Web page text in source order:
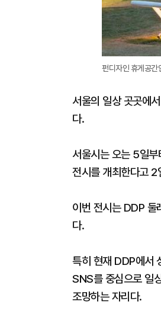
펀디자인 휴게공간
서울의 일상 곳곳에
다.
서울시는 오는 5일
전시를 개최한다고 2
이번 전시는 DDP 둘
다.
특히 현재 DDP에서
SNS를 중심으로 일
조망하는 자리다.